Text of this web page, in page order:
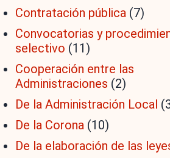
Contratación pública (7)
Convocatorias y
selectivo (11)
Cooperación entre las
Administraciones (2)
De la Administración Local
De la Corona (10)
De la elaboración de las